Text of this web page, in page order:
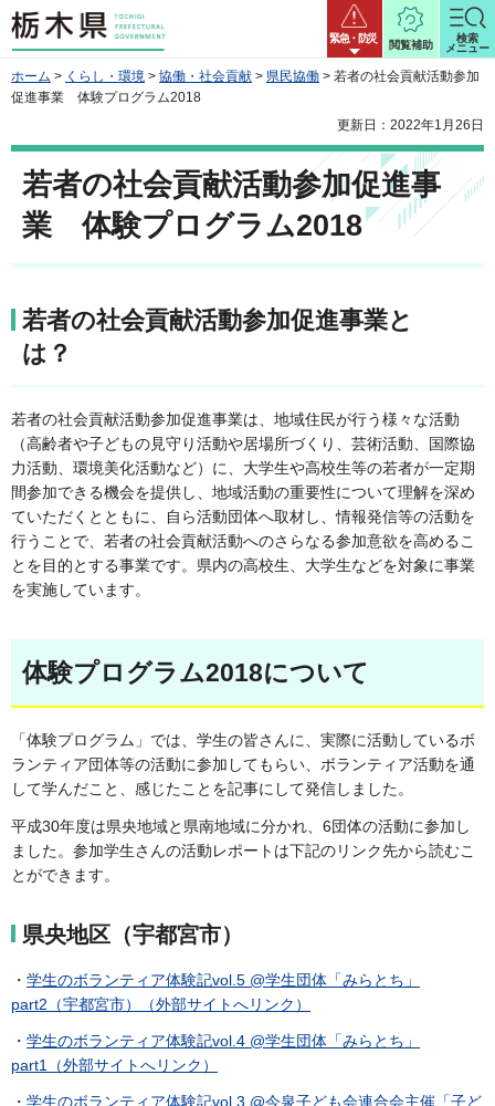
栃木県 緊急・防災
閲覧補助
検索
メニュー
ホーム > くらし・環境 > 協働・社会貢献 > 県民協働 > 若者の社会貢献活動参加
促進事業 体験プログラム2018
更新日：2022年1月26日
若者の社会貢献活動参加促進事
業 体験プログラム2018
若者の社会貢献活動参加促進事業と
は？
若者の社会貢献活動参加促進事業は、地域住民が行う様々な活動
（高齢者や子どもの見守り活動や居場所づくり、芸術活動、国際協
力活動、環境美化活動など）に、大学生や高校生等の若者が一定期
間参加できる機会を提供し、地域活動の重要性について理解を深め
ていただくとともに、自ら活動団体へ取材し、情報発信等の活動を
行うことで、若者の社会貢献活動へのさらなる参加意欲を高めるこ
とを目的とする事業です。県内の高校生、大学生などを対象に事業
を実施しています。
体験プログラム2018について
「体験プログラム」では、学生の皆さんに、実際に活動しているボ
ランティア団体等の活動に参加してもらい、ボランティア活動を通
して学んだこと、感じたことを記事にして発信しました。
平成30年度は県央地域と県南地域に分かれ、6団体の活動に参加し
ました。参加学生さんの活動レポートは下記のリンク先から読むこ
とができます。
県央地区（宇都宮市）
・ 学生のボランティア体験記vol.5 @学生団体「みらとち」
part2（宇都宮市）（外部サイトへリンク）
・ 学生のボランティア体験記vol.4 @学生団体「みらとち」
part1（外部サイトへリンク）
・ 学生のボランティア体験記vol.3 @今泉子ども会連合会主催「子ど